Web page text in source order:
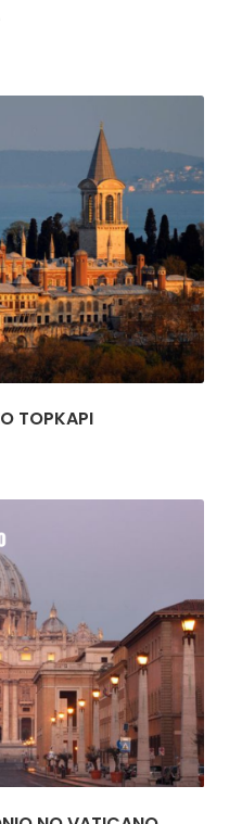
TOPKAPI